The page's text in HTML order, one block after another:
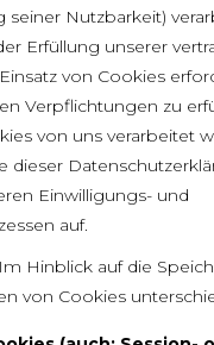
seiner Nutzbarkeit)
Erfüllung unserer
von Cookies
Verpflichtungen zu
von uns verarbeitet
dieser
Einwilligungs- und
auf.
Im Hinblick auf die
von Cookies